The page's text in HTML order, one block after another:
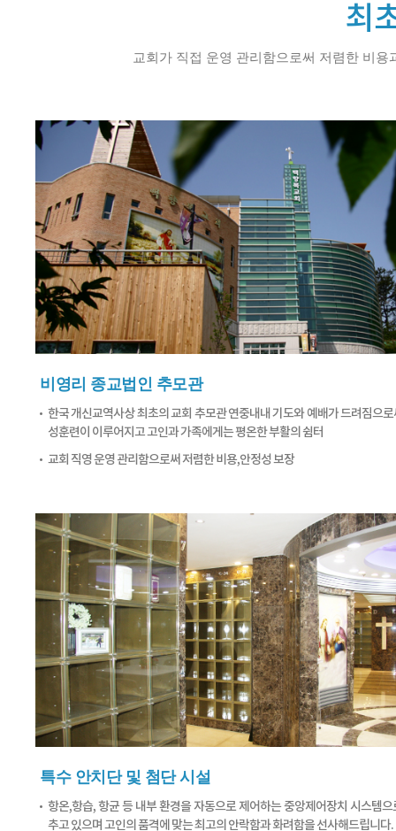
최
교회가 직접 운영 관리함으로써 저렴한 비
비영리 종교법인 추모관
한국 개신교역사상 최초의 교회 추모관 연중내내 기도와 예배가 드려짐으
성훈련이 이루어지고 고인과 가족에게는 평온한 부활의 쉼터
교회 직영 운영 관리함으로써 저렴한 비용,안정성 보장
특수 안치단 및 첨단 시설
항온,항습, 항균 등 내부 환경을 자동으로 제어하는 중앙제어장치 시스템으
추고 있으며 고인의 품격에 맞는 최고의 안락함과 화려함을 선사해드립니다.​